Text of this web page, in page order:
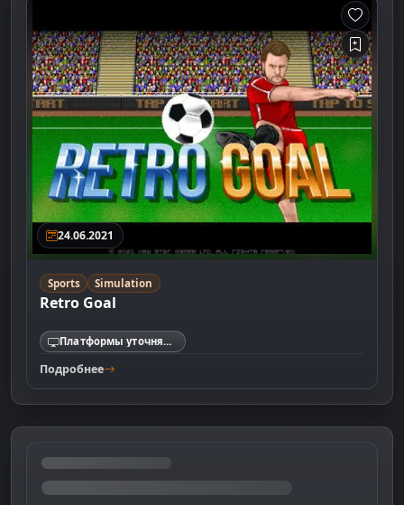
24.06.2021
Sports Simulation
Retro Goal
Платформы уточняются
Подробнее